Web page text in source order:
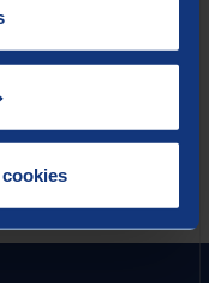
makkelijker
de digitale
een